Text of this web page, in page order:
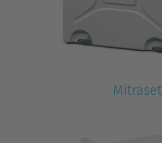
Mitraset